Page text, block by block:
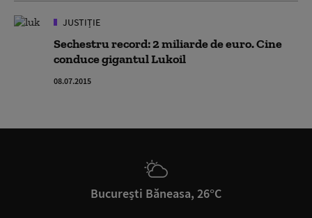
JUSTIȚIE
Sechestru record: 2 miliarde de euro. Cine
conduce gigantul Lukoil
08.07.2015
București Băneasa, 26°C